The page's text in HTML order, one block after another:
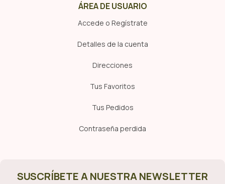
ÁREA DE USUARIO
Accede o Regístrate
Detalles de la cuenta
Direcciones
Tus Favoritos
Tus Pedidos
Contraseña perdida
SUSCRÍBETE A NUESTRA NEWSLETTER